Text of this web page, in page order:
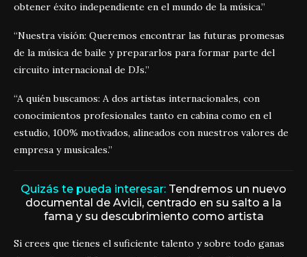
obtener éxito independiente en el mundo de la música.”
“Nuestra visión: Queremos encontrar las futuras promesas
de la música de baile y prepararlos para formar parte del
circuito internacional de DJs.”
“A quién buscamos: A dos artistas internacionales, con
conocimientos profesionales tanto en cabina como en el
estudio, 100% motivados, alineados con nuestros valores de
empresa y musicales.”
Quizás te pueda interesar: Tendremos un nuevo
documental de Avicii, centrado en su salto a la
fama y su descubrimiento como artista
Si crees que tienes el suficiente talento y sobre todo ganas